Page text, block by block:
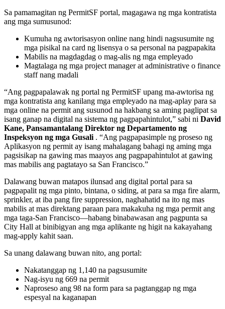
Sa pamamagitan ng PermitSF portal, magagawa ng mga kontratista
ang mga sumusunod:
Kumuha ng awtorisasyon online nang hindi nagsusumite ng
mga pisikal na card ng lisensya o sa personal na pagpapakita
Mabilis na magdagdag o mag-alis ng mga empleyado
Magtalaga ng mga project manager at administrative o finance
staff nang madali
“Ang pagpapalawak ng portal ng PermitSF upang ma-awtorisa ng
mga kontratista ang kanilang mga empleyado na mag-aplay para sa
mga online na permit ang susunod na hakbang sa aming paglipat sa
isang ganap na digital na sistema ng pagpapahintulot,” sabi ni David
Kane, Pansamantalang Direktor ng Departamento ng
Inspeksyon ng mga Gusali . “Ang pagpapasimple ng proseso ng
Aplikasyon ng permit ay isang mahalagang bahagi ng aming mga
pagsisikap na gawing mas maayos ang pagpapahintulot at gawing
mas mabilis ang pagtatayo sa San Francisco.”
Dalawang buwan matapos ilunsad ang digital portal para sa
pagpapalit ng mga pinto, bintana, o siding, at para sa mga fire alarm,
sprinkler, at iba pang fire suppression, naghahatid na ito ng mas
mabilis at mas direktang paraan para makakuha ng mga permit ang
mga taga-San Francisco—habang binabawasan ang pagpunta sa
City Hall at binibigyan ang mga aplikante ng higit na kakayahang
mag-apply kahit saan.
Sa unang dalawang buwan nito, ang portal:
Nakatanggap ng 1,140 na pagsusumite
Nag-isyu ng 669 na permit
Naproseso ang 98 na form para sa pagtanggap ng mga
espesyal na kaganapan